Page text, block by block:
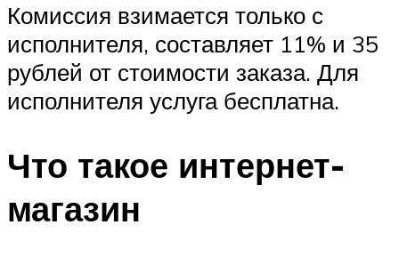
Комиссия взимается только с
исполнителя, составляет 11% и 35
рублей от стоимости заказа. Для
исполнителя услуга бесплатна.
Что такое интернет-
магазин